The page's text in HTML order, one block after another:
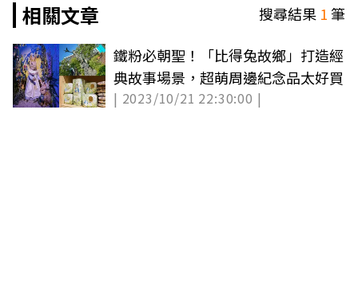
相關文章
搜尋結果 1筆
鐵粉必朝聖！「比得兔故鄉」打造經
典故事場景，超萌周邊紀念品太好買
| 2023/10/21 22:30:00 |